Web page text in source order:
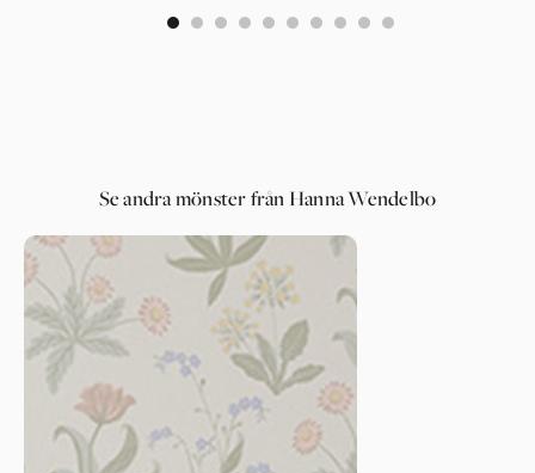
0 1 2 3 4 5 6 7 8 9
Se andra mönster från Hanna Wendelbo